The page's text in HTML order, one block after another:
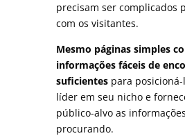
precisam ser complicados
com os visitantes.
Mesmo páginas simples
informações fáceis de
suficientespara posicioná-
líder em seu nicho e
público-alvo as
procurando.